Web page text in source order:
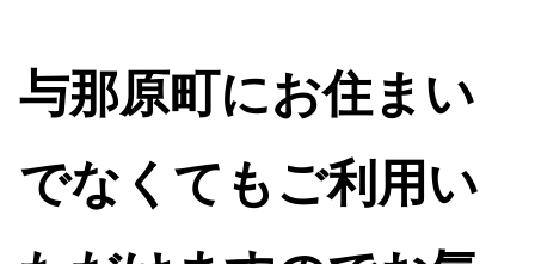
与那原町にお住まい
でなくてもご利用い